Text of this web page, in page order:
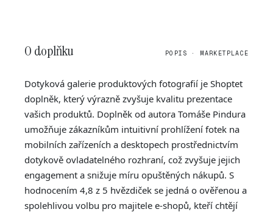
O doplňku POPIS · MARKETPLACE
Dotyková galerie produktových fotografií je Shoptet
doplněk, který výrazně zvyšuje kvalitu prezentace
vašich produktů. Doplněk od autora Tomáše Pindura
umožňuje zákazníkům intuitivní prohlížení fotek na
mobilních zařízeních a desktopech prostřednictvím
dotykově ovladatelného rozhraní, což zvyšuje jejich
engagement a snižuje míru opuštěných nákupů. S
hodnocením 4,8 z 5 hvězdiček se jedná o ověřenou a
spolehlivou volbu pro majitele e-shopů, kteří chtějí